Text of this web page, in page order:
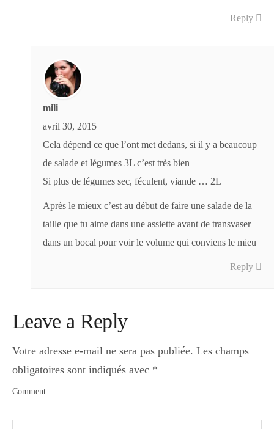
Reply
mili
avril 30, 2015
Cela dépend ce que l’ont met dedans, si il y a beaucoup
de salade et légumes 3L c’est très bien
Si plus de légumes sec, féculent, viande … 2L
Après le mieux c’est au début de faire une salade de la
taille que tu aime dans une assiette avant de transvaser
dans un bocal pour voir le volume qui conviens le mieu
Reply
Leave a Reply
Votre adresse e-mail ne sera pas publiée. Les champs
obligatoires sont indiqués avec *
Comment